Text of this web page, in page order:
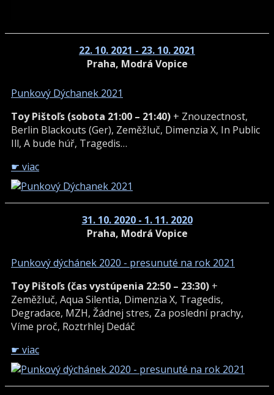
22. 10. 2021 - 23. 10. 2021
Praha, Modrá Vopice
Punkový Dýchanek 2021
Toy Pištoľs (sobota 21:00 – 21:40) + Znouzectnost,
Berlin Blackouts (Ger), Zeměžluč, Dimenzia X, In Public
Ill, A bude húř, Tragedis…
☛ viac
31. 10. 2020 - 1. 11. 2020
Praha, Modrá Vopice
Punkový dýchánek 2020 - presunuté na rok 2021
Toy Pištoľs (čas vystúpenia 22:50 – 23:30) +
Zeměžluč, Aqua Silentia, Dimenzia X, Tragedis,
Degradace, MZH, Žádnej stres, Za poslední prachy,
Víme proč, Roztrhlej Dedáč
☛ viac